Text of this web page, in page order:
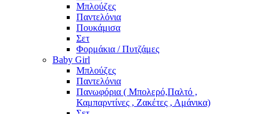
Μπλούζες
Παντελόνια
Πουκάμισα
Σετ
Φορμάκια / Πυτζάμες
Baby Girl
Μπλούζες
Παντελόνια
Πανωφόρια ( Μπολερό,Παλτό ,
Καμπαρντίνες , Ζακέτες , Αμάνικα)